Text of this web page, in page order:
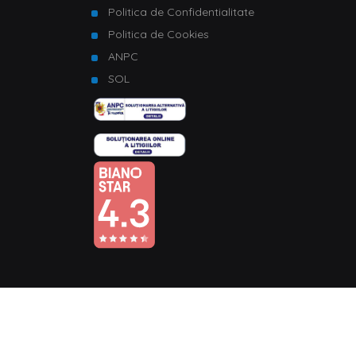
Politica de Confidentialitate
Politica de Cookies
ANPC
SOL